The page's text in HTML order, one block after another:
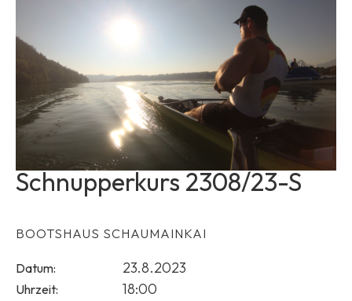
Schnupperkurs 2308/23-S
BOOTSHAUS SCHAUMAINKAI
Datum: 23.8.2023
Uhrzeit: 18:00